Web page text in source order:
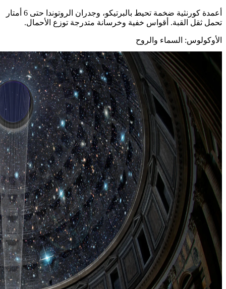
أعمدة كورنثية ضخمة تحيط بالبرتيكو، وجدران الروتوندا حتى 6 أمتار
تحمل ثقل القبة. أقواس خفية وخرسانة متدرجة توزع الأحمال.
الأوكولوس: السماء والروح